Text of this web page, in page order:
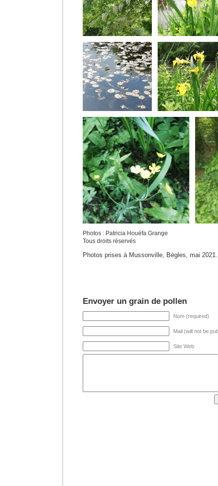
Photos : Patricia Houéfa Grange
Tous droits réservés
Photos prises à Mussonville, Bègles, mai 2021.
Envoyer un grain de pollen
Nom (required)
Mail (will not be
Site Web